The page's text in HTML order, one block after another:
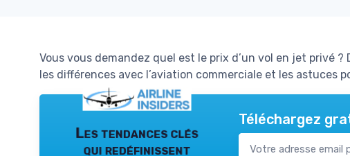
Vous vous demandez quel est le prix d’un vol en jet privé
les différences avec l’aviation commerciale et les astuces
Les tendances clés
qui redéfinissent
Téléchargez